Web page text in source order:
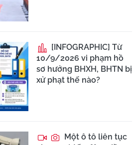
[INFOGRAPHIC] Từ
10/9/2026 vi phạm hồ
sơ hưởng BHXH, BHTN bị
xử phạt thế nào?
Một ô tô liên tục